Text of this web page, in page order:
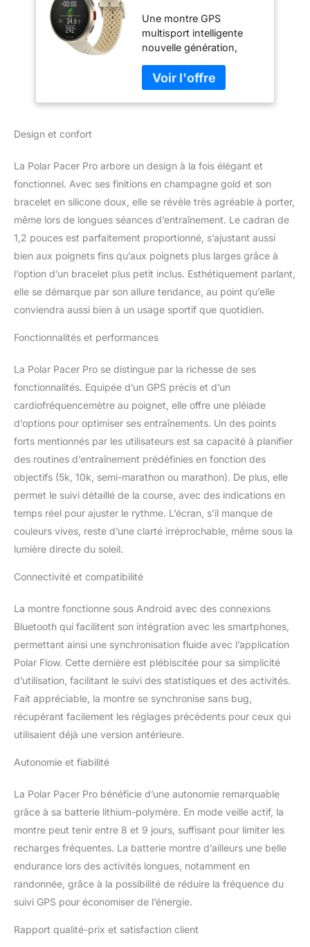
Poignet
Une montre GPS
multisport intelligente
nouvelle génération,
baromètre intégré.
Processeur central ultra
rapide et performant.
nombreuses fonctions
pour suivre, analyser et
améliorer votre
entraînement et vos
performances dans
n'importe quel sport
(musculation, cyclisme,
natation, fitness,
randonnée). Batterie
longue durée et GPS
précis: le nouveau
permet d'enregistrer
une précision accrue
(jusqu'à 100 heures
d'entraînement). Suivi
automatique du sommeil
et de la récupération:
observez comment votre
corps récupère pendant
la nuit, grâce au suivi de
la qualité, de la durée et
du temps passé dans
chaque phase du
sommeil. Écran lumineux
l'affichage couleur
réfléchissant MIP
(memory-in-pixel) et à
l'écran en verre ultra-fin
Corning Gorilla Glass 3.0.
Design et confort
La Polar Pacer Pro arbore un design à la fois élégant et
fonctionnel. Avec ses finitions en champagne gold et son
bracelet en silicone doux, elle se révèle très agréable à porter,
même lors de longues séances d’entraînement. Le cadran de
1,2 pouces est parfaitement proportionné, s’ajustant aussi
bien aux poignets fins qu’aux poignets plus larges grâce à
l’option d’un bracelet plus petit inclus. Esthétiquement parlant,
elle se démarque par son allure tendance, au point qu’elle
conviendra aussi bien à un usage sportif que quotidien.
Fonctionnalités et performances
La Polar Pacer Pro se distingue par la richesse de ses
fonctionnalités. Equipée d’un GPS précis et d’un
cardiofréquencemètre au poignet, elle offre une pléiade
d’options pour optimiser ses entraînements. Un des points
forts mentionnés par les utilisateurs est sa capacité à planifier
des routines d’entraînement prédéfinies en fonction des
objectifs (5k, 10k, semi-marathon ou marathon). De plus, elle
permet le suivi détaillé de la course, avec des indications en
temps réel pour ajuster le rythme. L’écran, s’il manque de
couleurs vives, reste d’une clarté irréprochable, même sous la
lumière directe du soleil.
Connectivité et compatibilité
La montre fonctionne sous Android avec des connexions
Bluetooth qui facilitent son intégration avec les smartphones,
permettant ainsi une synchronisation fluide avec l’application
Polar Flow. Cette dernière est plébiscitée pour sa simplicité
d’utilisation, facilitant le suivi des statistiques et des activités.
Fait appréciable, la montre se synchronise sans bug,
récupérant facilement les réglages précédents pour ceux qui
utilisaient déjà une version antérieure.
Autonomie et fiabilité
La Polar Pacer Pro bénéficie d’une autonomie remarquable
grâce à sa batterie lithium-polymère. En mode veille actif, la
montre peut tenir entre 8 et 9 jours, suffisant pour limiter les
recharges fréquentes. La batterie montre d’ailleurs une belle
endurance lors des activités longues, notamment en
randonnée, grâce à la possibilité de réduire la fréquence du
suivi GPS pour économiser de l’énergie.
Rapport qualité-prix et satisfaction client